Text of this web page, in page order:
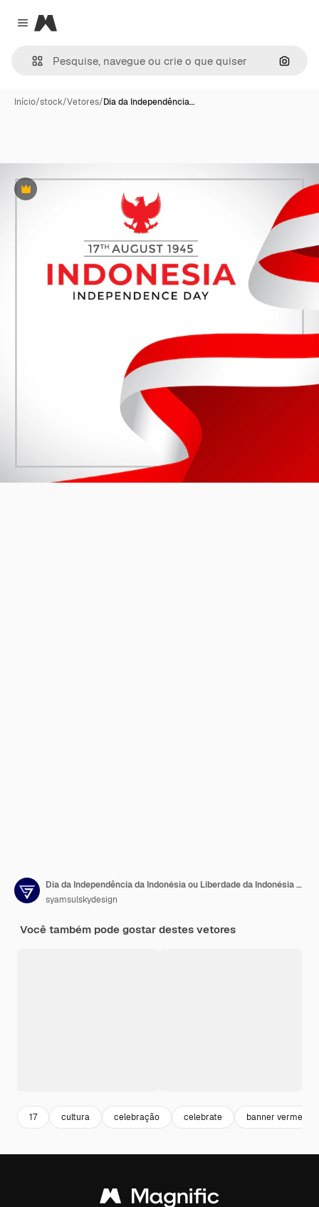
Close menu
Magnific
Início/stock/Vetores/Dia da Independência…
Premium
Dia da Independência da Indonésia ou Liberdade da Indonésia Antecedentes e antecedentes Merah Putih
syamsulskydesign
Você também pode gostar destes vetores
17 cultura celebração celebrate banner vermelho